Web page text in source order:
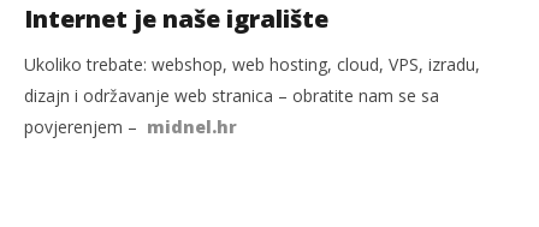
Internet je naše igralište
Ukoliko trebate: webshop, web hosting, cloud, VPS, izradu,
dizajn i održavanje web stranica – obratite nam se sa
povjerenjem – midnel.hr